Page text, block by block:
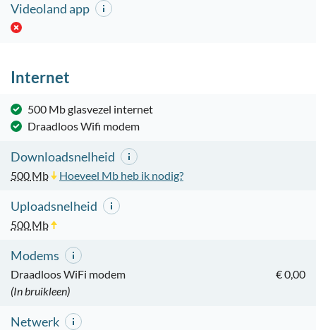
Videoland app
Internet
500 Mb glasvezel internet
Draadloos Wifi modem
Downloadsnelheid
500 Mb Hoeveel Mb heb ik nodig?
Uploadsnelheid
500 Mb
Modems
Draadloos WiFi modem
€ 0,00
(In bruikleen)
Netwerk